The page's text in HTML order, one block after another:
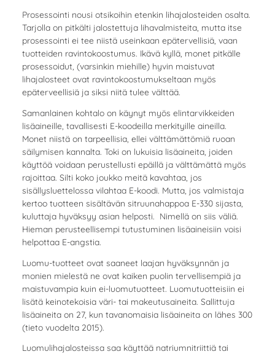
Prosessointi nousi otsikoihin etenkin lihajalosteiden osalta.
Tarjolla on pitkälti jalostettuja lihavalmisteita, mutta itse
prosessointi ei tee niistä useinkaan epätervellisiä, vaan
tuotteiden ravintokoostumus. Ikävä kyllä, monet pitkälle
prosessoidut, (varsinkin miehille) hyvin maistuvat
lihajalosteet ovat ravintokoostumukseltaan myös
epäterveellisiä ja siksi niitä tulee välttää.
Samanlainen kohtalo on käynyt myös elintarvikkeiden
lisäaineille, tavallisesti E-koodeilla merkityille aineilla.
Monet niistä on tarpeellisia, ellei välttämättömiä ruoan
säilymisen kannalta. Toki on lukuisia lisäaineita, joiden
käyttöä voidaan perustellusti epäillä ja välttämättä myös
rajoittaa. Silti koko joukko meitä kavahtaa, jos
sisällysluettelossa vilahtaa E-koodi. Mutta, jos valmistaja
kertoo tuotteen sisältävän sitruunahappoa E-330 sijasta,
kuluttaja hyväksyy asian helposti. Nimellä on siis väliä.
Hieman perusteellisempi tutustuminen lisäaineisiin voisi
helpottaa E-angstia.
Luomu-tuotteet ovat saaneet laajan hyväksynnän ja
monien mielestä ne ovat kaiken puolin tervellisempiä ja
maistuvampia kuin ei-luomutuotteet. Luomutuotteisiin ei
lisätä keinotekoisia väri- tai makeutusaineita. Sallittuja
lisäaineita on 27, kun tavanomaisia lisäaineita on lähes 300
(tieto vuodelta 2015).
Luomulihajalosteissa saa käyttää natriumnitriittiä tai